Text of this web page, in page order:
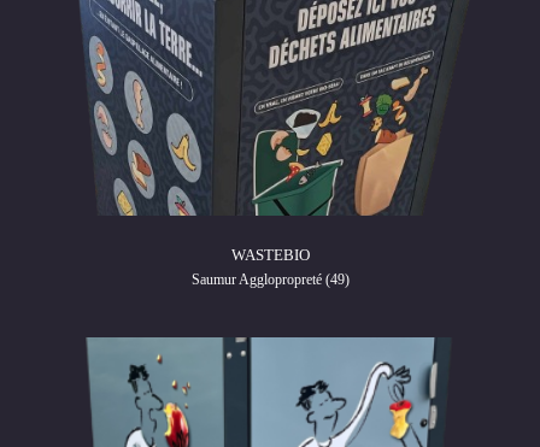
WASTEBIO
Saumur Agglopropreté (49)